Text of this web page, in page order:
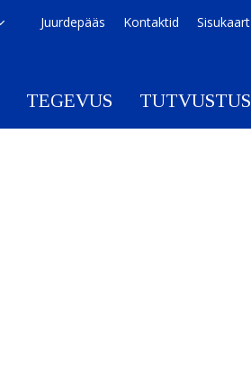
Juurdepääs Kontaktid Sisukaart
TEGEVUS